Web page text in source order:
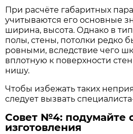
При расчёте габаритных
учитываются его основные
ширина, высота. Однако в
полы, стены, потолки редко
ровными, вследствие чего
вплотную к поверхности
нишу.
Чтобы избежать таких
следует вызвать
Совет №4: подумайте
изготовления